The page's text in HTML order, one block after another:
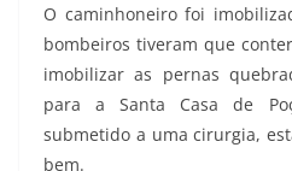
O caminhoneiro foi
bombeiros tiveram que
imobilizar as pernas
para a Santa Casa de
submetido a uma cirurgia,
bem.